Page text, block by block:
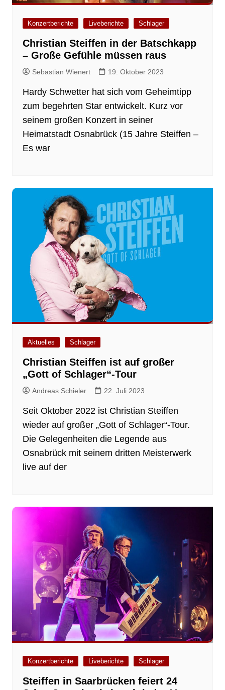
Konzertberichte Liveberichte Schlager
Christian Steiffen in der Batschkapp
– Große Gefühle müssen raus
Sebastian Wienert 19. Oktober 2023
Hardy Schwetter hat sich vom Geheimtipp
zum begehrten Star entwickelt. Kurz vor
seinem großen Konzert in seiner
Heimatstadt Osnabrück (15 Jahre Steiffen –
Es war
Aktuelles Schlager
Christian Steiffen ist auf großer
„Gott of Schlager“-Tour
Andreas Schieler 22. Juli 2023
Seit Oktober 2022 ist Christian Steiffen
wieder auf großer „Gott of Schlager“-Tour.
Die Gelegenheiten die Legende aus
Osnabrück mit seinem dritten Meisterwerk
live auf der
Konzertberichte Liveberichte Schlager
Steiffen in Saarbrücken feiert 24